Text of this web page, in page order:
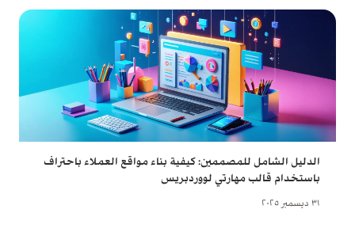
الدليل الشامل للمصممين: كيفية بناء مواقع العملاء باحتراف
باستخدام قالب مهارتي لووردبريس
٣١ ديسمبر ٢٠٢٥